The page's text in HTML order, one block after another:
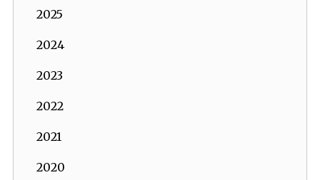
2025
2024
2023
2022
2021
2020